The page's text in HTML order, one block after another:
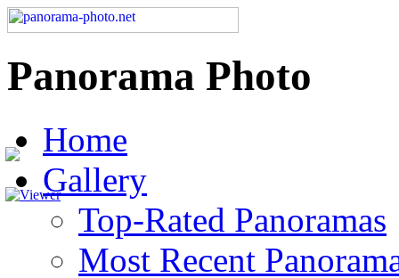
Panorama Photo
Home
Gallery
Top-Rated Panoramas
Most Recent